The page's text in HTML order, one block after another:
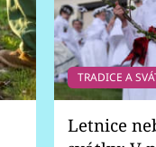
TRADICE A
Letnice